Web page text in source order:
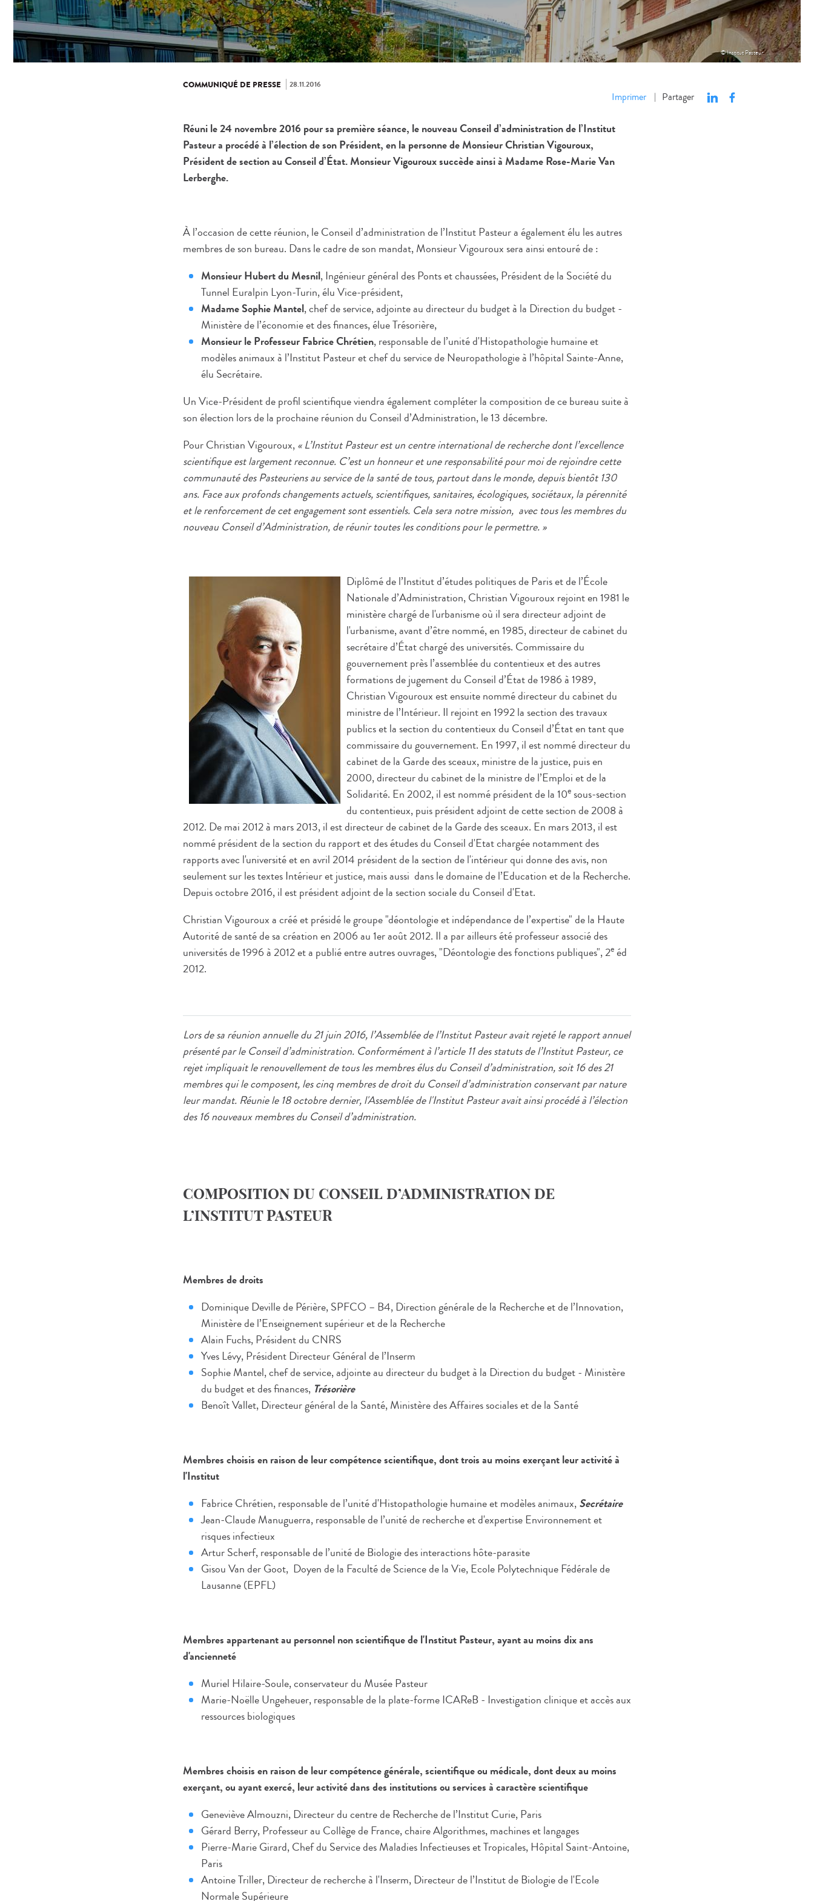
© Institut Pasteur.
COMMUNIQUÉ DE PRESSE 28.11.2016
Imprimer | Partager
Réuni le 24 novembre 2016 pour sa première séance, le nouveau Conseil d’administration de l’Institut
Pasteur a procédé à l’élection de son Président, en la personne de Monsieur Christian Vigouroux,
Président de section au Conseil d’État. Monsieur Vigouroux succède ainsi à Madame Rose-Marie Van
Lerberghe.
À l’occasion de cette réunion, le Conseil d’administration de l’Institut Pasteur a également élu les autres
membres de son bureau. Dans le cadre de son mandat, Monsieur Vigouroux sera ainsi entouré de :
Monsieur Hubert du Mesnil, Ingénieur général des Ponts et chaussées, Président de la Société du
Tunnel Euralpin Lyon-Turin, élu Vice-président,
Madame Sophie Mantel, chef de service, adjointe au directeur du budget à la Direction du budget -
Ministère de l’économie et des finances, élue Trésorière,
Monsieur le Professeur Fabrice Chrétien, responsable de l’unité d'Histopathologie humaine et
modèles animaux à l’Institut Pasteur et chef du service de Neuropathologie à l’hôpital Sainte-Anne,
élu Secrétaire.
Un Vice-Président de profil scientifique viendra également compléter la composition de ce bureau suite à
son élection lors de la prochaine réunion du Conseil d’Administration, le 13 décembre.
Pour Christian Vigouroux,« L’Institut Pasteur est un centre international de recherche dont l’excellence
scientifique est largement reconnue. C’est un honneur et une responsabilité pour moi de rejoindre cette
communauté des Pasteuriens au service de la santé de tous, partout dans le monde, depuis bientôt 130
ans. Face aux profonds changements actuels, scientifiques, sanitaires, écologiques, sociétaux, la pérennité
et le renforcement de cet engagement sont essentiels. Cela sera notre mission, avec tous les membres du
nouveau Conseil d’Administration, de réunir toutes les conditions pour le permettre. »
Diplômé de l’Institut d’études politiques de Paris et de l’École
Nationale d’Administration, Christian Vigouroux rejoint en 1981 le
ministère chargé de l'urbanisme où il sera directeur adjoint de
l'urbanisme, avant d’être nommé, en 1985, directeur de cabinet du
secrétaire d’État chargé des universités. Commissaire du
gouvernement près l’assemblée du contentieux et des autres
formations de jugement du Conseil d’État de 1986 à 1989,
Christian Vigouroux est ensuite nommé directeur du cabinet du
ministre de l’Intérieur. Il rejoint en 1992 la section des travaux
publics et la section du contentieux du Conseil d’État en tant que
commissaire du gouvernement. En 1997, il est nommé directeur du
cabinet de la Garde des sceaux, ministre de la justice, puis en
2000, directeur du cabinet de la ministre de l’Emploi et de la
Solidarité. En 2002, il est nommé président de la 10e sous-section
du contentieux, puis président adjoint de cette section de 2008 à
2012. De mai 2012 à mars 2013, il est directeur de cabinet de la Garde des sceaux. En mars 2013, il est
nommé président de la section du rapport et des études du Conseil d'Etat chargée notamment des
rapports avec l'université et en avril 2014 président de la section de l'intérieur qui donne des avis, non
seulement sur les textes Intérieur et justice, mais aussi dans le domaine de l’Education et de la Recherche.
Depuis octobre 2016, il est président adjoint de la section sociale du Conseil d'Etat.
Christian Vigouroux a créé et présidé le groupe "déontologie et indépendance de l’expertise" de la Haute
Autorité de santé de sa création en 2006 au 1er août 2012. Il a par ailleurs été professeur associé des
universités de 1996 à 2012 et a publié entre autres ouvrages, "Déontologie des fonctions publiques", 2e éd
2012.
Lors de sa réunion annuelle du 21 juin 2016, l’Assemblée de l’Institut Pasteur avait rejeté le rapport annuel
présenté par le Conseil d’administration. Conformément à l’article 11 des statuts de l’Institut Pasteur, ce
rejet impliquait le renouvellement de tous les membres élus du Conseil d’administration, soit 16 des 21
membres qui le composent, les cinq membres de droit du Conseil d’administration conservant par nature
leur mandat. Réunie le 18 octobre dernier, l'Assemblée de l'Institut Pasteur avait ainsi procédé à l’élection
des 16 nouveaux membres du Conseil d’administration.
COMPOSITION DU CONSEIL D’ADMINISTRATION DE
L’INSTITUT PASTEUR
Membres dedroits
Dominique Deville de Périère, SPFCO – B4, Direction générale de la Recherche et de l’Innovation,
Ministère de l’Enseignement supérieur et de la Recherche
Alain Fuchs, Président du CNRS
Yves Lévy, Président Directeur Général de l’Inserm
Sophie Mantel, chef de service, adjointe au directeur du budget à la Direction du budget - Ministère
du budget et des finances, Trésorière
Benoît Vallet, Directeur général de la Santé, Ministère des Affaires sociales et de la Santé
Membres choisis en raison de leur compétence scientifique, dont trois au moins exerçant leur activité à
l'Institut
Fabrice Chrétien, responsable de l’unité d'Histopathologie humaine et modèles animaux,Secrétaire
Jean-Claude Manuguerra, responsable de l’unité de recherche et d'expertise Environnement et
risques infectieux
Artur Scherf, responsable de l’unité de Biologie des interactions hôte-parasite
Gisou Van der Goot, Doyen de la Faculté de Science de la Vie, Ecole Polytechnique Fédérale de
Lausanne (EPFL)
Membres appartenant au personnel non scientifique de l'Institut Pasteur, ayant au moins dix ans
d'ancienneté
Muriel Hilaire-Soule, conservateur du Musée Pasteur
Marie-Noëlle Ungeheuer, responsable de la plate-forme ICAReB - Investigation clinique et accès aux
ressources biologiques
Membres choisis en raison de leur compétence générale, scientifique ou médicale, dont deux au moins
exerçant, ou ayant exercé, leur activité dans des institutions ou services à caractère scientifique
Geneviève Almouzni, Directeur du centre de Recherche de l’Institut Curie, Paris
Gérard Berry, Professeur au Collège de France, chaire Algorithmes, machines et langages
Pierre-Marie Girard, Chef du Service des Maladies Infectieuses et Tropicales, Hôpital Saint-Antoine,
Paris
Antoine Triller, Directeur de recherche à l'Inserm, Directeur de l’Institut de Biologie de l'Ecole
Normale Supérieure